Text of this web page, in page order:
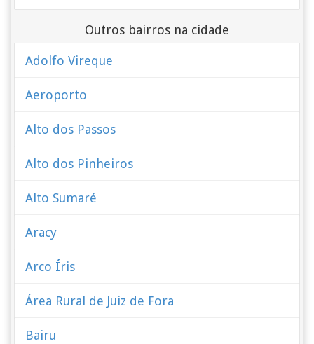
Outros bairros na cidade
Adolfo Vireque
Aeroporto
Alto dos Passos
Alto dos Pinheiros
Alto Sumaré
Aracy
Arco Íris
Área Rural de Juiz de Fora
Bairu